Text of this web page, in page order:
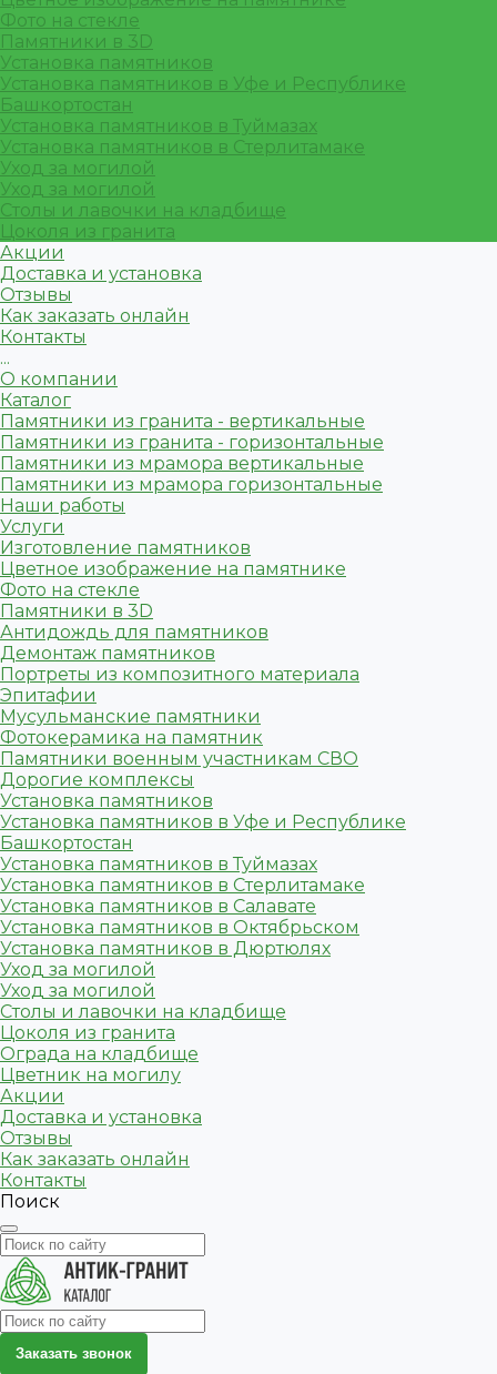
Фото на стекле
Памятники в 3D
Установка памятников
Установка памятников в Уфе и Республике
Башкортостан
Установка памятников в Туймазах
Установка памятников в Стерлитамаке
Уход за могилой
Уход за могилой
Столы и лавочки на кладбище
Цоколя из гранита
Акции
Доставка и установка
Отзывы
Как заказать онлайн
Контакты
...
О компании
Каталог
Памятники из гранита - вертикальные
Памятники из гранита - горизонтальные
Памятники из мрамора вертикальные
Памятники из мрамора горизонтальные
Наши работы
Услуги
Изготовление памятников
Цветное изображение на памятнике
Фото на стекле
Памятники в 3D
Антидождь для памятников
Демонтаж памятников
Портреты из композитного материала
Эпитафии
Мусульманские памятники
Фотокерамика на памятник
Памятники военным участникам СВО
Дорогие комплексы
Установка памятников
Установка памятников в Уфе и Республике
Башкортостан
Установка памятников в Туймазах
Установка памятников в Стерлитамаке
Установка памятников в Салавате
Установка памятников в Октябрьском
Установка памятников в Дюртюлях
Уход за могилой
Уход за могилой
Столы и лавочки на кладбище
Цоколя из гранита
Ограда на кладбище
Цветник на могилу
Акции
Доставка и установка
Отзывы
Как заказать онлайн
Контакты
Поиск
Заказать звонок